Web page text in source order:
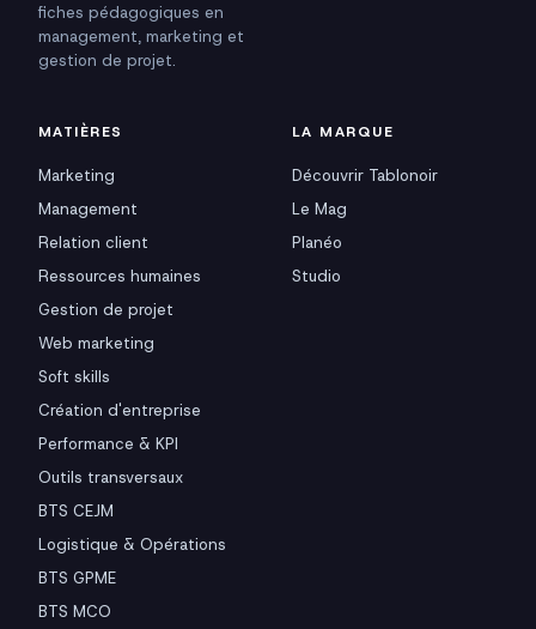
fiches pédagogiques en
management, marketing et
gestion de projet.
MATIÈRES
Marketing
Management
Relation client
Ressources humaines
Gestion de projet
Web marketing
Soft skills
Création d'entreprise
Performance & KPI
Outils transversaux
BTS CEJM
Logistique & Opérations
BTS GPME
BTS MCO
LA MARQUE
Découvrir Tablonoir
Le Mag
Planéo
Studio